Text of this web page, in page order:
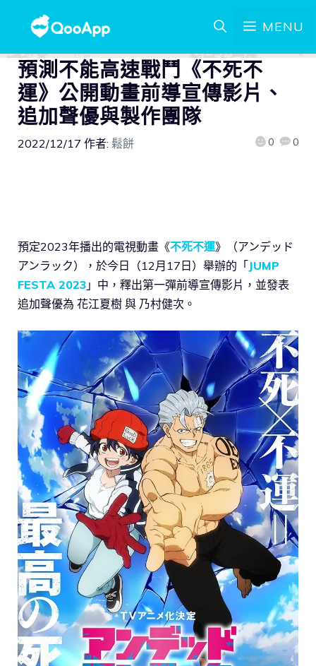
MENU
預測不能高速戰鬥《不死不
運》公開動畫前導宣傳影片、
追加聲優與製作團隊
2022/12/17 作者: 鬆餅 0 0
預定2023年播出的電視動畫《不死不運》（アンデッド
アンラック），於今日（12月17日）舉辦的「JUMP
FESTA 2023 」中，釋出第一彈前導宣傳影片，並發表
追加聲優為 花江夏樹 與 乃村健次。